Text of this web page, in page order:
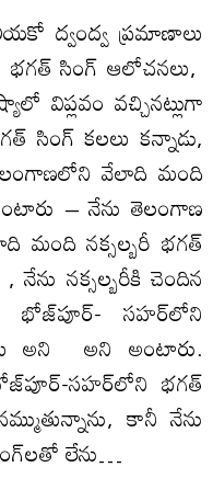
ద్వంద్వ ప్రమాణాలు
సింగ్ ఆలోచనలు,
విప్లవం వచ్చినట్లుగా
సింగ్ కలలు కన్నాడు,
వేలాది మంది
– నేను తెలంగాణ
మంది నక్సల్బరీ భగత్
నక్సల్బరీకి చెందిన
భోజ్‌పూర్- సహర్‌లోని
అని అని అంటారు.
సహర్‌లోని భగత్
కానీ నేను
లేను…